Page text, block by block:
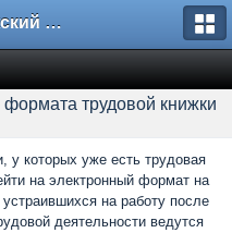
Всеволожский форум
трудовой книжки
у которых уже есть трудовая
на электронный формат на
на работу после
деятельности ведутся